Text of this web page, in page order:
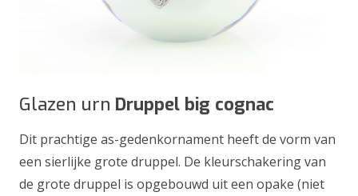
Glazen urn Druppel big cognac
Dit prachtige as-gedenkornament heeft de vorm van
een sierlijke grote druppel. De kleurschakering van
de grote druppel is opgebouwd uit een opake (niet